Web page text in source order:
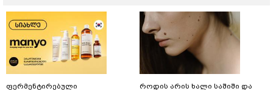
ფერმენტირებული
როდის არის ხალი საშიში და